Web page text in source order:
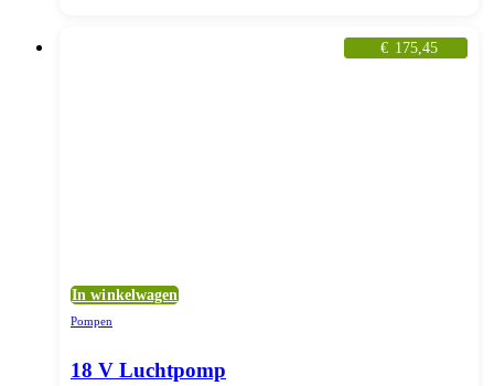
€ 175,45
In winkelwagen
Pompen
18 V Luchtpomp